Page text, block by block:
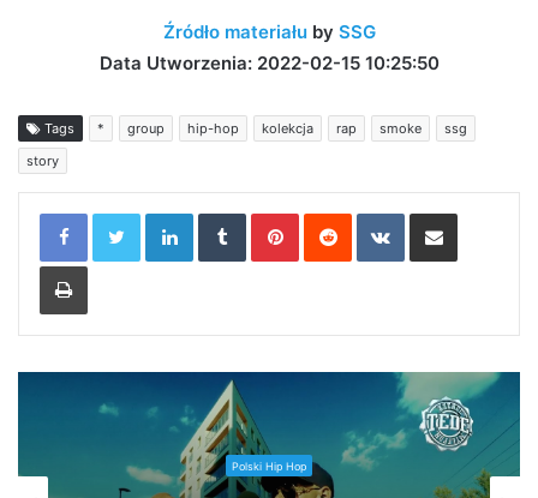
Źródło materiałuby SSG
Data Utworzenia: 2022-02-15 10:25:50
Tags * group hip-hop kolekcja rap smoke
ssg
story
LinkedInTumblrPinterestReddit VKontakteShare via Email
Print
Polski Hip Hop